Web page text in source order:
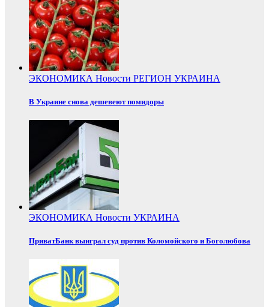
ЭКОНОМИКА Новости РЕГИОН УКРАИНА
В Украине снова дешевеют помидоры
ЭКОНОМИКА Новости УКРАИНА
ПриватБанк выиграл суд против Коломойского и Боголюбова